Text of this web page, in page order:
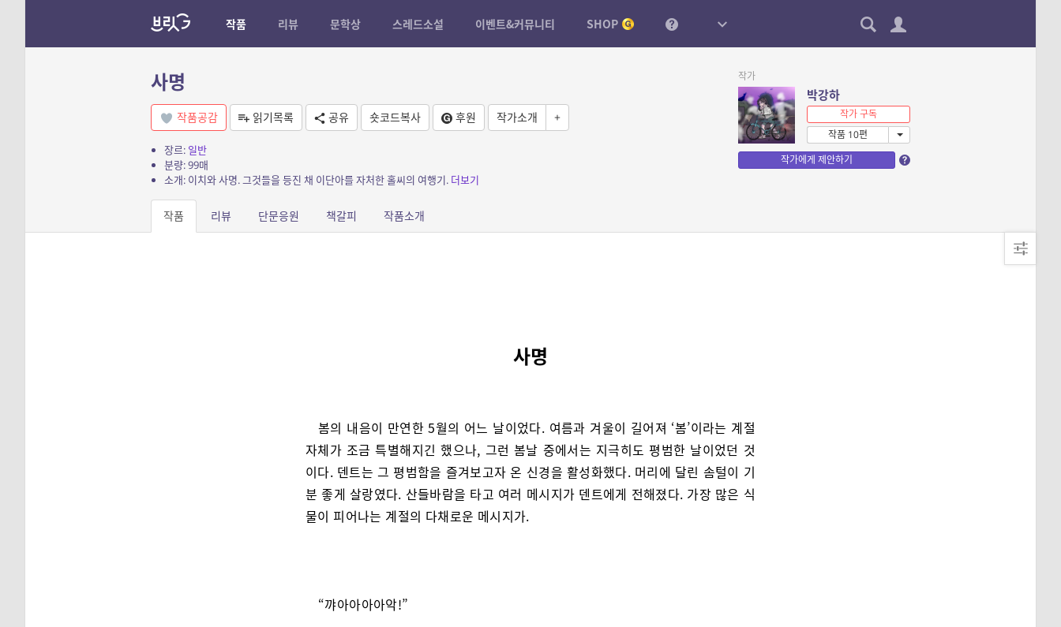
작품 리뷰 문학상 스레드소설 이벤트&커뮤니티 SHOP
사명
작품공감 읽기목록 공유 숏코드복사 후원 작가소개 +
장르: 일반
분량: 99매
소개: 이치와 사명. 그것들을 등진 채 이단아를 자처한 홀씨의 여행기. 더보기
작가
박강하
작가 구독
작품 10편
작가에게 제안하기
작품 리뷰 단문응원 책갈피 작품소개
사명
봄의 내음이 만연한 5월의 어느 날이었다. 여름과 겨울이 길어져 ‘봄’이라는 계절
자체가 조금 특별해지긴 했으나, 그런 봄날 중에서는 지극히도 평범한 날이었던 것
이다. 덴트는 그 평범함을 즐겨보고자 온 신경을 활성화했다. 머리에 달린 솜털이 기
분 좋게 살랑였다. 산들바람을 타고 여러 메시지가 덴트에게 전해졌다. 가장 많은 식
물이 피어나는 계절의 다채로운 메시지가.
“꺄아아아아악!”